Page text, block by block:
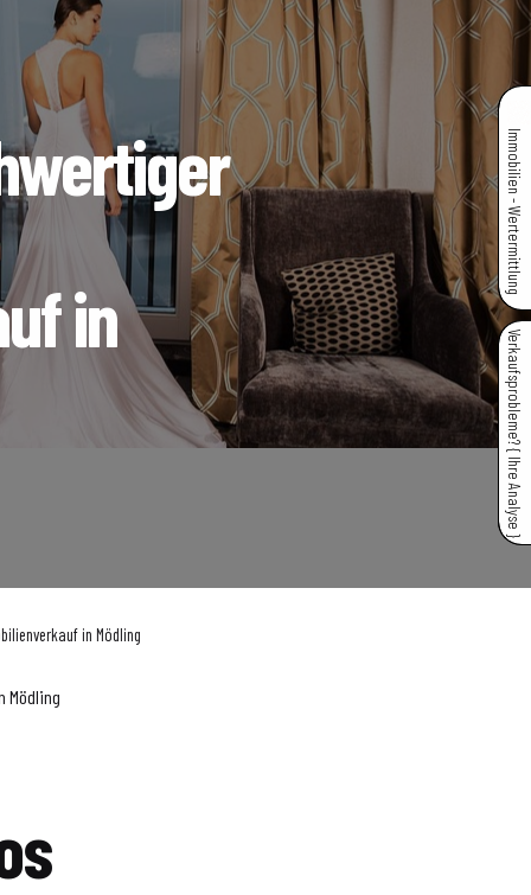
in
in Mödling
Mödling
Immobilien - Wertermittlung
Verkaufsprobleme? { Ihre Analyse }